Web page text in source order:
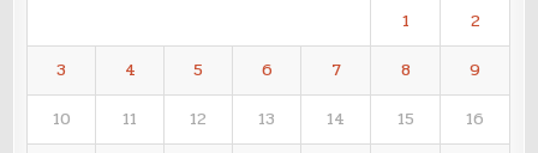
1
2
3
4 5 6 7 8
9
10
11 12 13 14 15
16